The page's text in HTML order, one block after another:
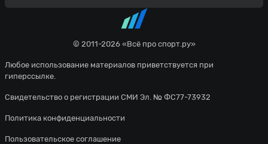
© 2011-2026 «Всё про спорт.ру»
Любое использование материалов приветствуется при
гиперссылке.
Свидетельство о регистрации СМИ Эл. № ФС77-73932
Политика конфиденциальности
Пользовательское соглашение